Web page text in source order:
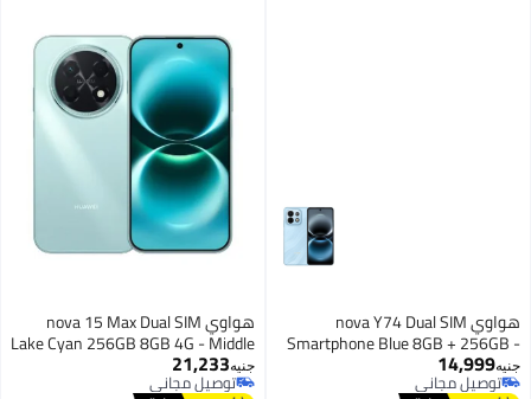
هواوي nova Y74 Dual SIM
Smartphone Blue 8GB + 256GB -
Middle East Version
جنيه14,999
توصيل مجاني
هواوي nova 15 Max Dual SIM
Lake Cyan 256GB 8GB 4G - Middle
East Version
جنيه21,233
توصيل مجاني